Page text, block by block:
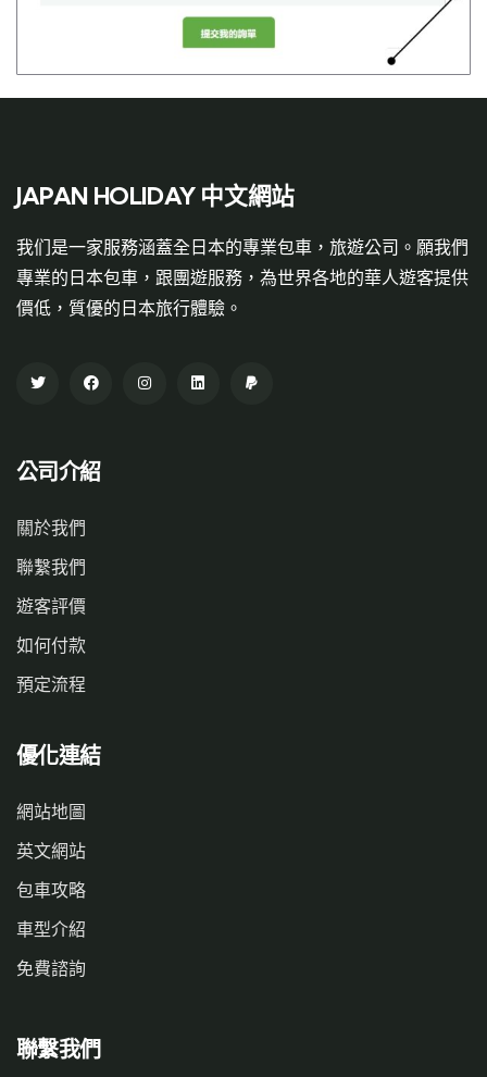
JAPAN HOLIDAY 中文網站
我们是一家服務涵蓋全日本的專業包車，旅遊公司。願我們
專業的日本包車，跟團遊服務，為世界各地的華人遊客提供
價低，質優的日本旅行體驗。
公司介紹
關於我們
聯繫我們
遊客評價
如何付款
預定流程
優化連結
網站地圖
英文網站
包車攻略
車型介紹
免費諮詢
聯繫我們